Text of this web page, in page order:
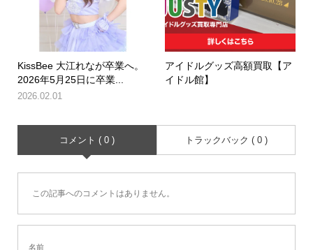
KissBee 大江れなが卒業へ。
2026年5月25日に卒業...
2026.02.01
アイドルグッズ高額買取【ア
イドル館】
コメント ( 0 ) トラックバック ( 0 )
この記事へのコメントはありません。
名前